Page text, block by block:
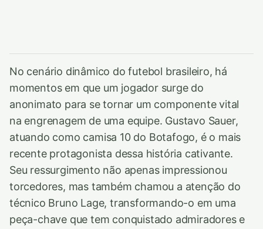
No cenário dinâmico do futebol brasileiro, há
momentos em que um jogador surge do
anonimato para se tornar um componente vital
na engrenagem de uma equipe. Gustavo Sauer,
atuando como camisa 10 do Botafogo, é o mais
recente protagonista dessa história cativante.
Seu ressurgimento não apenas impressionou
torcedores, mas também chamou a atenção do
técnico Bruno Lage, transformando-o em uma
peça-chave que tem conquistado admiradores e